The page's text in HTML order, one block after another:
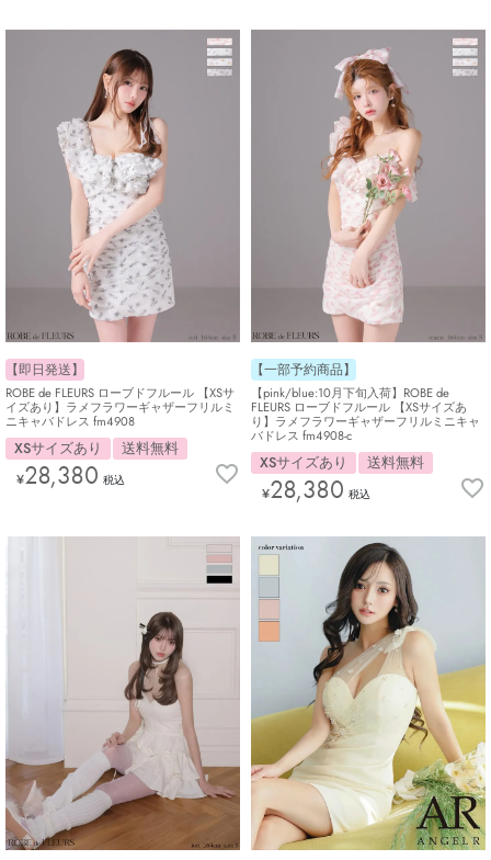
【即日発送】
ROBE de FLEURS ローブドフルール 【XSサ
イズあり】ラメフラワーギャザーフリルミ
ニキャバドレス fm4908
XSサイズあり 送料無料
¥28,380 税込
【一部予約商品】
【pink/blue:10月下旬入荷】ROBE de
FLEURS ローブドフルール 【XSサイズあ
り】ラメフラワーギャザーフリルミニキャ
バドレス fm4908-c
XSサイズあり 送料無料
¥28,380 税込